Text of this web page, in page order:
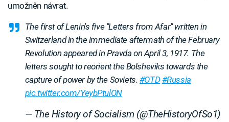
umožněn návrat.
The first of Lenin's five "Letters from Afar" written in
Switzerland in the immediate aftermath of the February
Revolution appeared in Pravda on April 3, 1917. The
letters sought to reorient the Bolsheviks towards the
capture of power by the Soviets. #OTD #Russia
pic.twitter.com/YeybPtulON
— The History of Socialism (@TheHistoryOfSo1)